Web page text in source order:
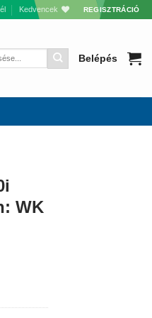
Kedvencek REGISZTRÁCIÓ
Belépés
WK